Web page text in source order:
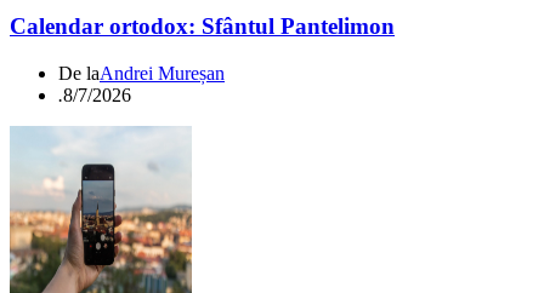
Calendar ortodox: Sfântul Pantelimon
De laAndrei Mureșan
.8/7/2026